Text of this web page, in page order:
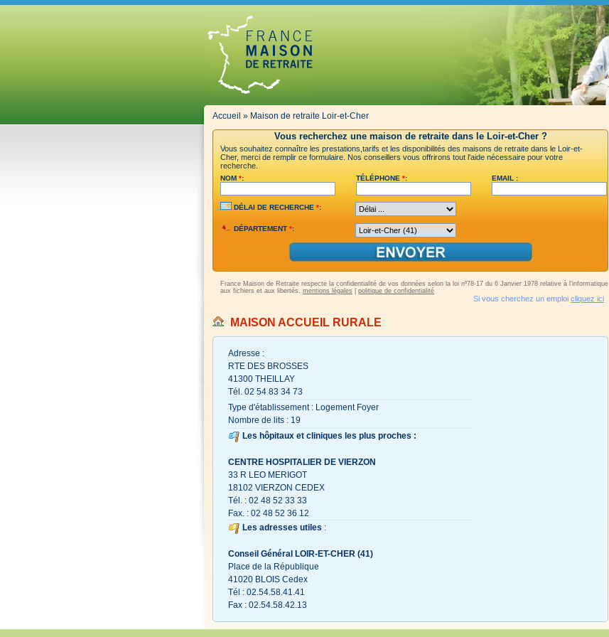
Accueil » Maison de retraite Loir-et-Cher
Vous recherchez une maison de retraite dans le Loir-et-Cher ?
Vous souhaitez connaître les prestations,tarifs et les disponibilités des maisons de retraite dans le Loir-et-
Cher, merci de remplir ce formulaire. Nos conseillers vous offrirons tout l'aide nécessaire pour votre
recherche.
NOM *: TÉLÉPHONE *: EMAIL :
DÉLAI DE RECHERCHE *:
DÉPARTEMENT *:
France Maison de Retraite respecte la confidentialité de vos données selon la loi nº78-17 du 6 Janvier 1978 relative à l’informatique,
aux fichiers et aux libertés. mentions légales politique de confidentialité
Si vous cherchez un emploi cliquez ici
MAISON ACCUEIL RURALE
Adresse :
RTE DES BROSSES
41300 THEILLAY
Tél. 02 54 83 34 73
Type d'établissement : Logement Foyer
Nombre de lits : 19
Les hôpitaux et cliniques les plus proches :
CENTRE HOSPITALIER DE VIERZON
33 R LEO MERIGOT
18102 VIERZON CEDEX
Tél. : 02 48 52 33 33
Fax. : 02 48 52 36 12
Les adresses utiles :
Conseil Général LOIR-ET-CHER (41)
Place de la République
41020 BLOIS Cedex
Tél : 02.54.58.41.41
Fax : 02.54.58.42.13